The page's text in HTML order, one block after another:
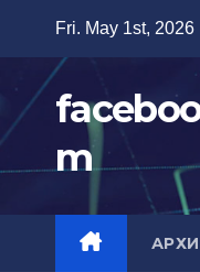
content
Fri. May 1st, 2026
m